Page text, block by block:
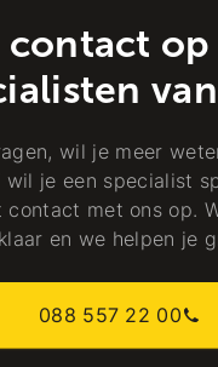
contact
wil je meer
je een specialist
contact met ons op.
en we helpen je
088 557 22 00